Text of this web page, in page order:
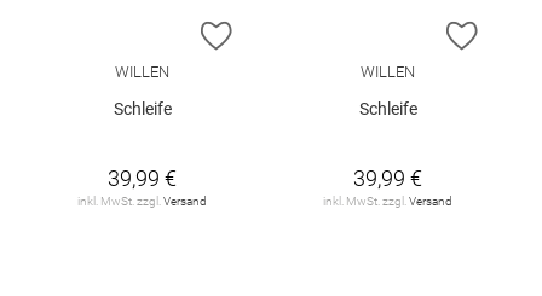
ZUR WUNSCHLISTE HINZUFÜGEN
WILLEN
Schleife
39,99 €
inkl. MwSt. zzgl.Versand
ZUR
WILLEN
Schleife
39,99 €
inkl. MwSt. zzgl.Versand